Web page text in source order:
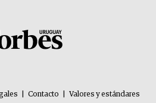
Contacto Valores y estándares